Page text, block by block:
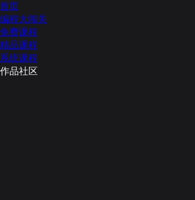
首页
编程大闯关
免费课程
精品课程
系统课程
作品社区